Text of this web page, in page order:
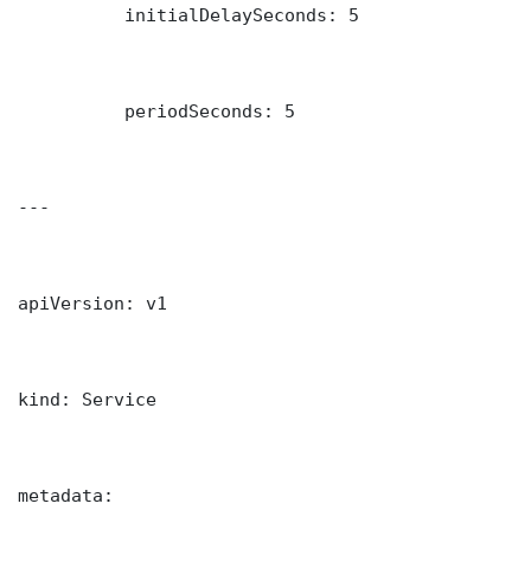
          initialDelaySeconds: 5
          periodSeconds: 5
---
apiVersion: v1
kind: Service
metadata: